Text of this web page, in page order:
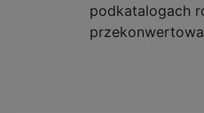
podkatalogach